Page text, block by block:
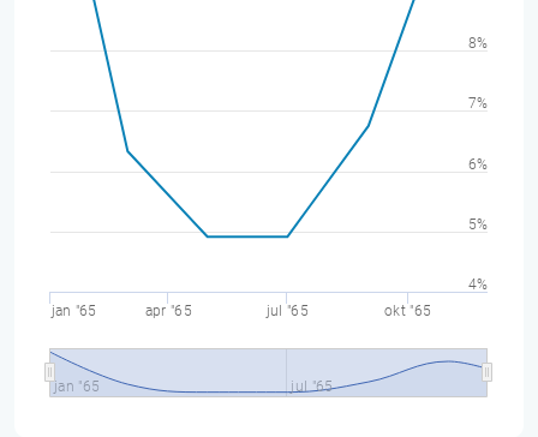
jan "65 apr "65 jul "65 okt "65
jan "65 jul "65
4%
5%
6%
7%
8%